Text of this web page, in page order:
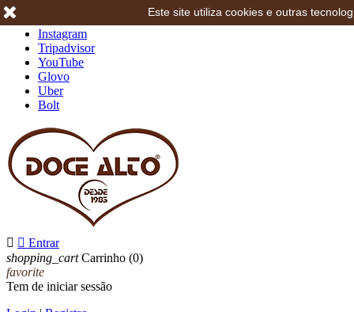
Instagram
Tripadvisor
YouTube
Glovo
Uber
Bolt
  Entrar
shopping_cart Carrinho (0)
favorite
Tem de iniciar sessão
Este site utiliza cookies e outras